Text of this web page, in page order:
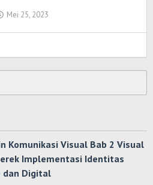
Mei 25, 2023
Komunikasi Visual Bab 2 Visual
Implementasi Identitas
dan Digital